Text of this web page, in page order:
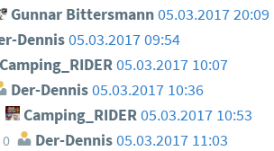
Gunnar Bittersmann05.03.2017 20:09
Dennis05.03.2017 09:54
Camping_RIDER05.03.2017 10:07
Der-Dennis05.03.2017 10:36
Camping_RIDER 05.03.2017 10:53
0 Der-Dennis05.03.2017 11:03